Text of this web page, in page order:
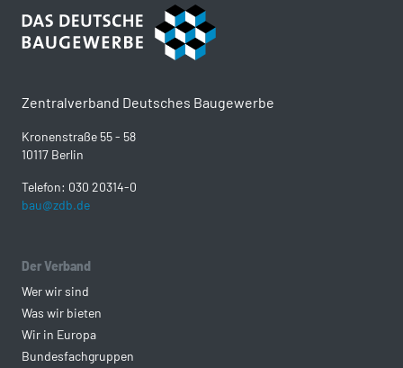
Zentralverband Deutsches Baugewerbe
Kronenstraße 55 - 58
10117 Berlin
Telefon: 030 20314-0
bau@zdb.de
Der Verband
Wer wir sind
Was wir bieten
Wir in Europa
Bundesfachgruppen